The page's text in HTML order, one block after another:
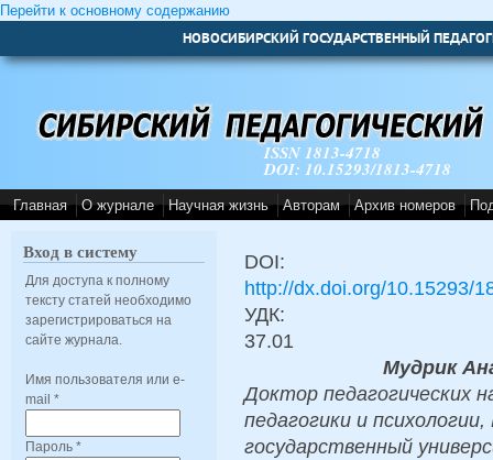
Перейти к основному содержанию
НОВОСИБИРСКИЙ ГОСУДАРСТВЕННЫЙ
ISSN 1813-4718
DOI: 10.15293/1813-4718
Главная О журнале Научная жизнь Авторам Архив номеров
Вход в систему
Для доступа к полному
тексту статей необходимо
зарегистрироваться на
сайте журнала.
Имя пользователя или e-
mail *
Пароль *
DOI:
http://dx.doi.org/10.15293/
УДК:
37.01
Мудрик
Доктор педагогических
педагогики и
государственный